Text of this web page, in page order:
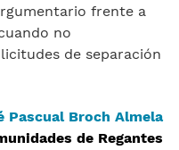
frente a
no
de separación
Pascual Broch Almela
de Regantes